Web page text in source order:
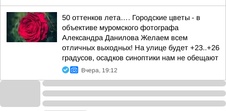
50 оттенков лета…. Городские цветы - в
объективе муромского фотографа
Александра Данилова Желаем всем
отличных выходных! На улице будет +23..+26
градусов, осадков синоптики нам не обещают
Вчера, 19:12